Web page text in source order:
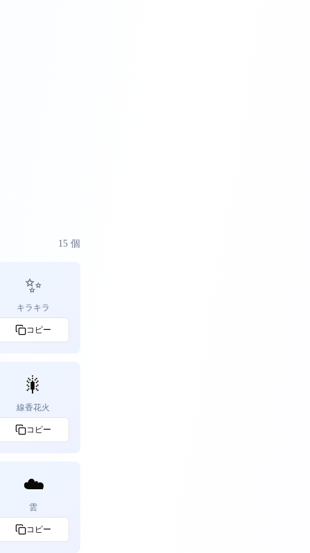
15 個
✨
キラキラ
コピー
🎇
線香花火
コピー
☁️
雲
コピー